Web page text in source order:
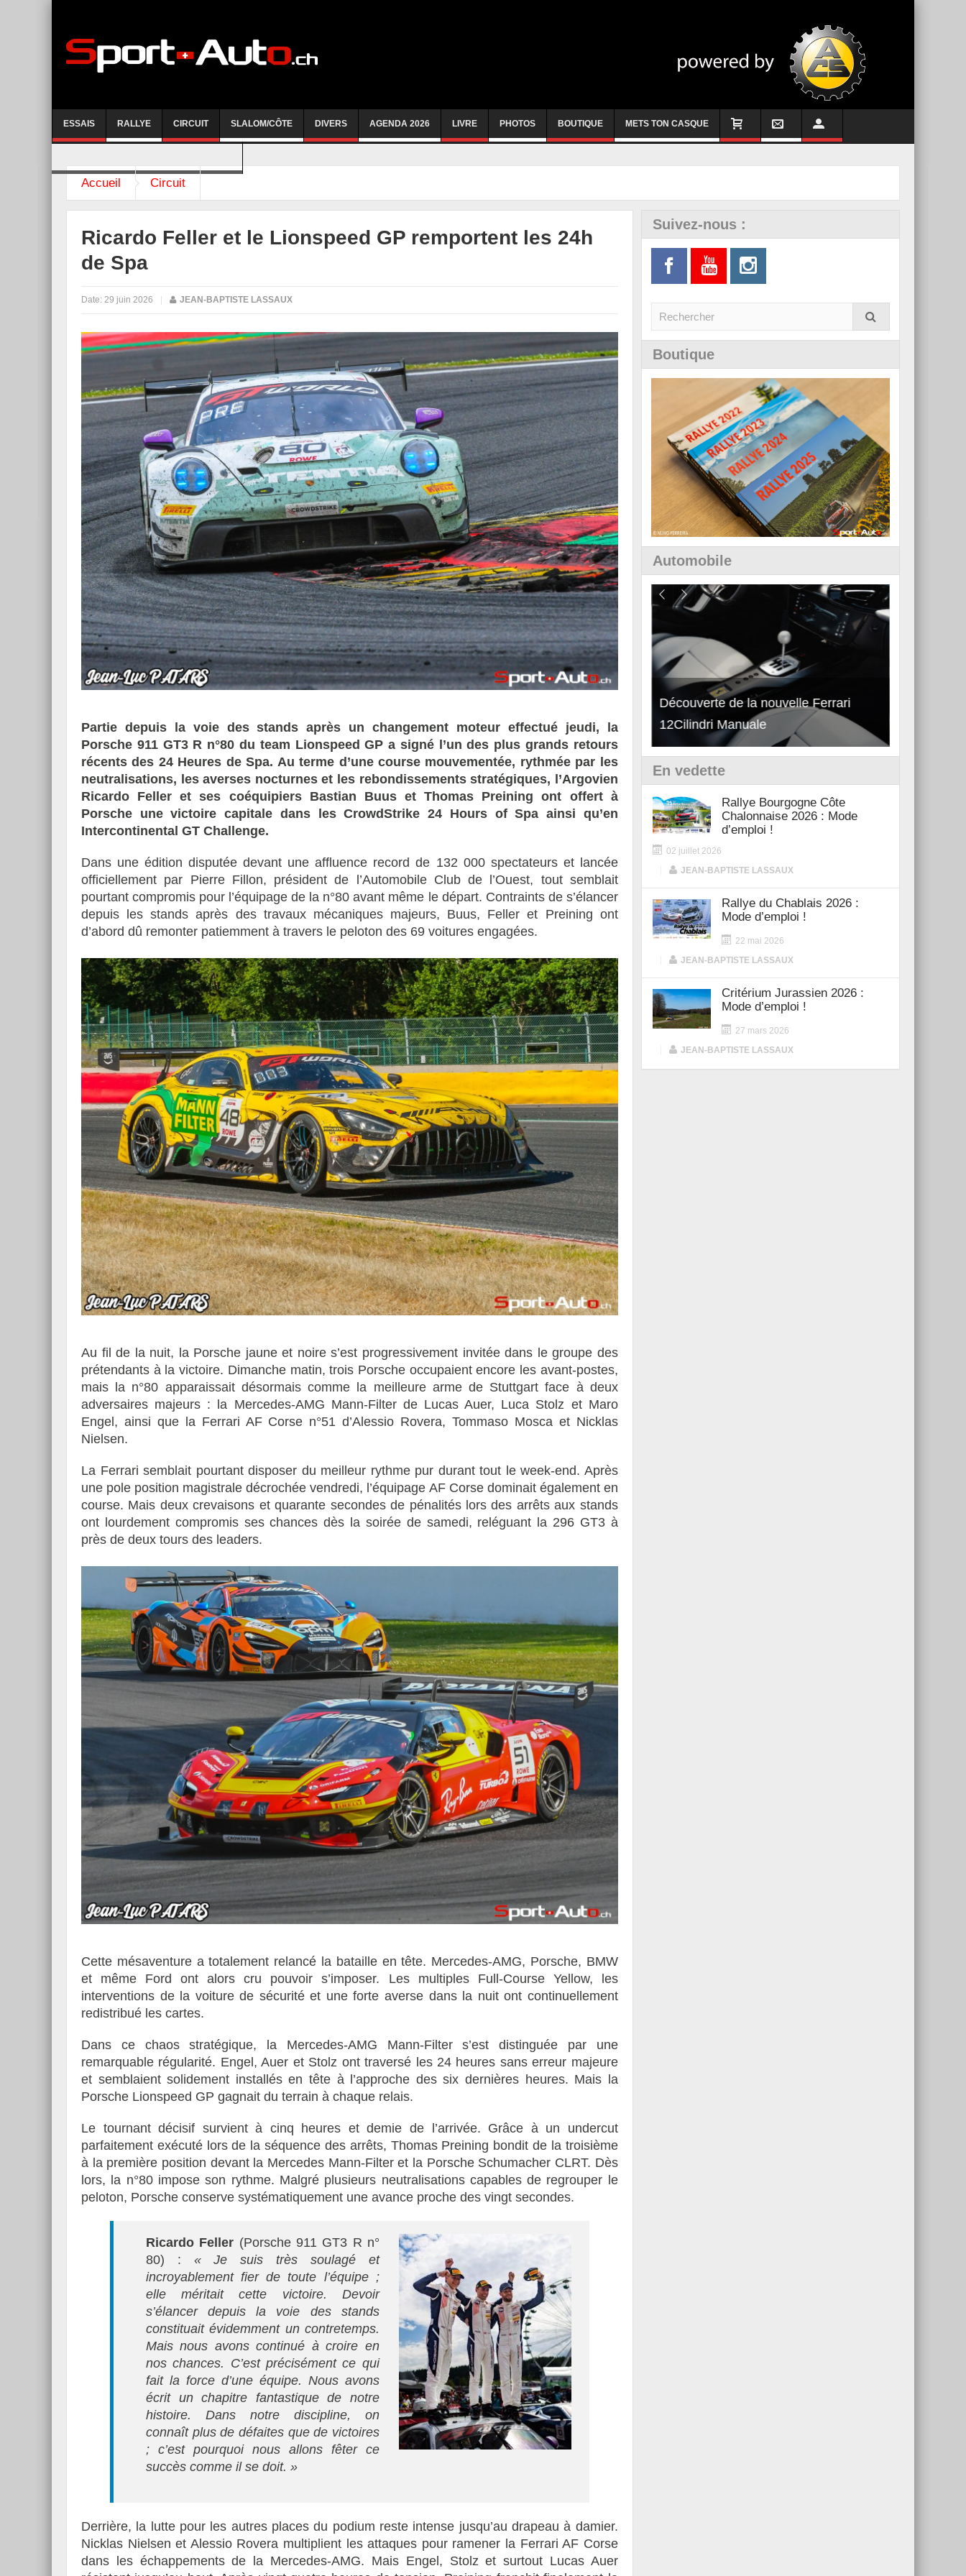
ESSAIS RALLYE CIRCUIT SLALOM/CÔTE DIVERS AGENDA 2026 LIVRE PHOTOS BOUTIQUE METS TON CASQUE
Accueil Circuit
Ricardo Feller et le Lionspeed GP remportent les 24h
de Spa
Date: 29 juin 2026 JEAN-BAPTISTE LASSAUX
Partie depuis la voie des stands après un changement moteur effectué jeudi, la
Porsche 911 GT3 R n°80 du team Lionspeed GP a signé l’un des plus grands retours
récents des 24 Heures de Spa. Au terme d’une course mouvementée, rythmée par les
neutralisations, les averses nocturnes et les rebondissements stratégiques, l’Argovien
Ricardo Feller et ses coéquipiers Bastian Buus et Thomas Preining ont offert à
Porsche une victoire capitale dans les CrowdStrike 24 Hours of Spa ainsi qu’en
Intercontinental GT Challenge.
Dans une édition disputée devant une affluence record de 132 000 spectateurs et lancée
officiellement par Pierre Fillon, président de l’Automobile Club de l’Ouest, tout semblait
pourtant compromis pour l’équipage de la n°80 avant même le départ. Contraints de s’élancer
depuis les stands après des travaux mécaniques majeurs, Buus, Feller et Preining ont
d’abord dû remonter patiemment à travers le peloton des 69 voitures engagées.
Au fil de la nuit, la Porsche jaune et noire s’est progressivement invitée dans le groupe des
prétendants à la victoire. Dimanche matin, trois Porsche occupaient encore les avant-postes,
mais la n°80 apparaissait désormais comme la meilleure arme de Stuttgart face à deux
adversaires majeurs : la Mercedes-AMG Mann-Filter de Lucas Auer, Luca Stolz et Maro
Engel, ainsi que la Ferrari AF Corse n°51 d’Alessio Rovera, Tommaso Mosca et Nicklas
Nielsen.
La Ferrari semblait pourtant disposer du meilleur rythme pur durant tout le week-end. Après
une pole position magistrale décrochée vendredi, l’équipage AF Corse dominait également en
course. Mais deux crevaisons et quarante secondes de pénalités lors des arrêts aux stands
ont lourdement compromis ses chances dès la soirée de samedi, reléguant la 296 GT3 à
près de deux tours des leaders.
Cette mésaventure a totalement relancé la bataille en tête. Mercedes-AMG, Porsche, BMW
et même Ford ont alors cru pouvoir s’imposer. Les multiples Full-Course Yellow, les
interventions de la voiture de sécurité et une forte averse dans la nuit ont continuellement
redistribué les cartes.
Dans ce chaos stratégique, la Mercedes-AMG Mann-Filter s’est distinguée par une
remarquable régularité. Engel, Auer et Stolz ont traversé les 24 heures sans erreur majeure
et semblaient solidement installés en tête à l’approche des six dernières heures. Mais la
Porsche Lionspeed GP gagnait du terrain à chaque relais.
Le tournant décisif survient à cinq heures et demie de l’arrivée. Grâce à un undercut
parfaitement exécuté lors de la séquence des arrêts, Thomas Preining bondit de la troisième
à la première position devant la Mercedes Mann-Filter et la Porsche Schumacher CLRT. Dès
lors, la n°80 impose son rythme. Malgré plusieurs neutralisations capables de regrouper le
peloton, Porsche conserve systématiquement une avance proche des vingt secondes.
Ricardo Feller (Porsche 911 GT3 R n°
80) : « Je suis très soulagé et
incroyablement fier de toute l’équipe ;
elle méritait cette victoire. Devoir
s’élancer depuis la voie des stands
constituait évidemment un contretemps.
Mais nous avons continué à croire en
nos chances. C’est précisément ce qui
fait la force d’une équipe. Nous avons
écrit un chapitre fantastique de notre
histoire. Dans notre discipline, on
connaît plus de défaites que de victoires
; c’est pourquoi nous allons fêter ce
succès comme il se doit. »
Derrière, la lutte pour les autres places du podium reste intense jusqu’au drapeau à damier.
Nicklas Nielsen et Alessio Rovera multiplient les attaques pour ramener la Ferrari AF Corse
dans les échappements de la Mercedes-AMG. Mais Engel, Stolz et surtout Lucas Auer
Suivez-nous :
Boutique
Automobile
Essai – Morgan Supersport
du Musée Porsche
Découverte de la nouvelle Ferrari
12Cilindri Manuale
En vedette
Rallye Bourgogne Côte
Chalonnaise 2026 : Mode
d’emploi !
02 juillet 2026
JEAN-BAPTISTE LASSAUX
Rallye du Chablais 2026 :
Mode d’emploi !
22 mai 2026
JEAN-BAPTISTE LASSAUX
Critérium Jurassien 2026 :
Mode d’emploi !
27 mars 2026
JEAN-BAPTISTE LASSAUX